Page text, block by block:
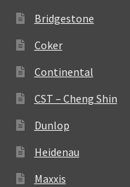
Bridgestone
Coker
Continental
CST – Cheng Shin
Dunlop
Heidenau
Maxxis